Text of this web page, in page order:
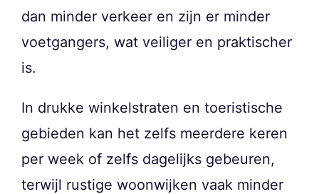
dan minder verkeer en zijn er minder
voetgangers, wat veiliger en praktischer
is.
In drukke winkelstraten en toeristische
gebieden kan het zelfs meerdere keren
per week of zelfs dagelijks gebeuren,
terwijl rustige woonwijken vaak minder